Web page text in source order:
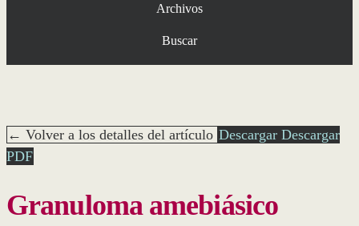
Archivos
Buscar
← Volver a los detalles del artículo Descargar Descargar
PDF
Granuloma amebiásico